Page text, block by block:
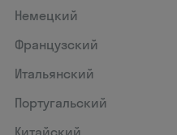
Немецкий
Французский
Итальянский
Португальский